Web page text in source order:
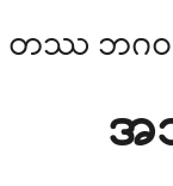
တဿ ဘဂဝ
အ